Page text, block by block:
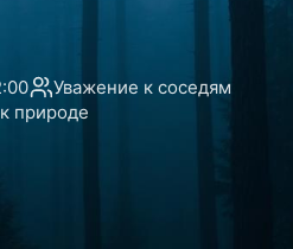
Уважение к соседям
природе